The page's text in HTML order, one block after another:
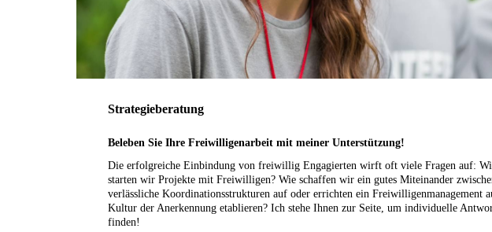
Strategieberatung
Beleben Sie Ihre Freiwilligenarbeit mit meiner Unterstützung!
Die erfolgreiche Einbindung von freiwillig Engagierten wirft oft viele Fragen auf:
starten wir Projekte mit Freiwilligen? Wie schaffen wir ein gutes Miteinander
verlässliche Koordinationsstrukturen auf oder errichten ein Freiwilligenmanagement
Kultur der Anerkennung etablieren? Ich stehe Ihnen zur Seite, um individuelle
finden!